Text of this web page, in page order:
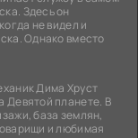
Здесь он
не видел и
Однако вместо
Дима Хруст
Девятой планете. В
база землян,
и любимая